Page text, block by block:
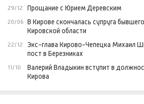
29/12 Прощание с Юрием Деревским
20/06 В Кирове скончалась супруга
Кировской области
22/12
Экс-глава Кирово-Чепецка Михаил
пост в Березниках
11/10
Валерий Владыкин вступит в
Кирова